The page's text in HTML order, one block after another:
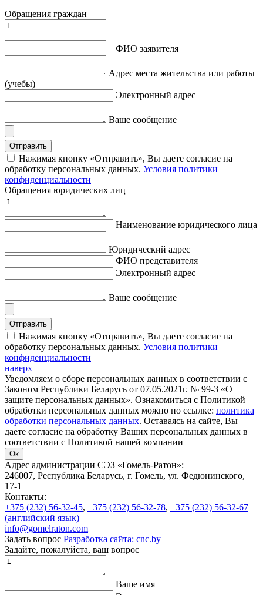
Обращения граждан
ФИО заявителя
Адрес места жительства или работы
(учебы)
Электронный адрес
Ваше сообщение
Отправить
Нажимая кнопку «Отправить», Вы даете согласие на
обработку персональных данных. Условия политики
конфиденциальности
Обращения юридических лиц
Наименование юридического лица
Юридический адрес
ФИО представителя
Электронный адрес
Ваше сообщение
Отправить
Нажимая кнопку «Отправить», Вы даете согласие на
обработку персональных данных. Условия политики
конфиденциальности
наверх
Уведомляем о сборе персональных данных в соответствии с
Законом Республики Беларусь от 07.05.2021г. № 99-З «О
защите персональных данных». Ознакомиться с Политикой
обработки персональных данных можно по ссылке: политика
обработки персональных данных. Оставаясь на сайте, Вы
даете согласие на обработку Ваших персональных данных в
соответствии с Политикой нашей компании
Ок
Адрес администрации СЭЗ «Гомель-Ратон»:
246007, Республика Беларусь, г. Гомель, ул. Федюнинского,
17-1
Контакты:
+375 (232) 56-32-45, +375 (232) 56-32-78, +375 (232) 56-32-67
(английский язык)
info@gomelraton.com
Задать вопрос Разработка сайта: cnc.by
Задайте, пожалуйста, ваш вопрос
Ваше имя